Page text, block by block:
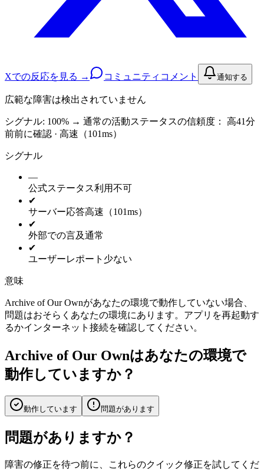
Xでの反応を見る → コミュニティコメント 通知する
広範な障害は検出されていません
シグナル: 100% → 通常の活動ステータスの信頼度： 高41分
前前に確認 · 高速（101ms）
シグナル
—
公式ステータス利用不可
✔
サーバー応答高速（101ms）
✔
外部での言及通常
✔
ユーザーレポート 少ない
意味
Archive of Our Ownがあなたの環境で動作していない場合、
問題はおそらくあなたの環境にあります。アプリを再起動す
るかインターネット接続を確認してください。
Archive of Our Ownはあなたの環境で
動作していますか？
動作しています 問題があります
問題がありますか？
障害の修正を待つ前に、これらのクイック修正を試してくだ